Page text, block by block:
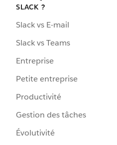
SLACK ?
Slack vs E-mail
Slack vs Teams
Entreprise
Petite entreprise
Productivité
Gestion des tâches
Évolutivité